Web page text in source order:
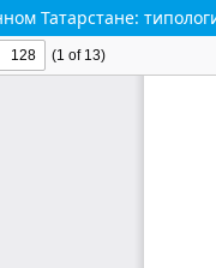
Татарстане: